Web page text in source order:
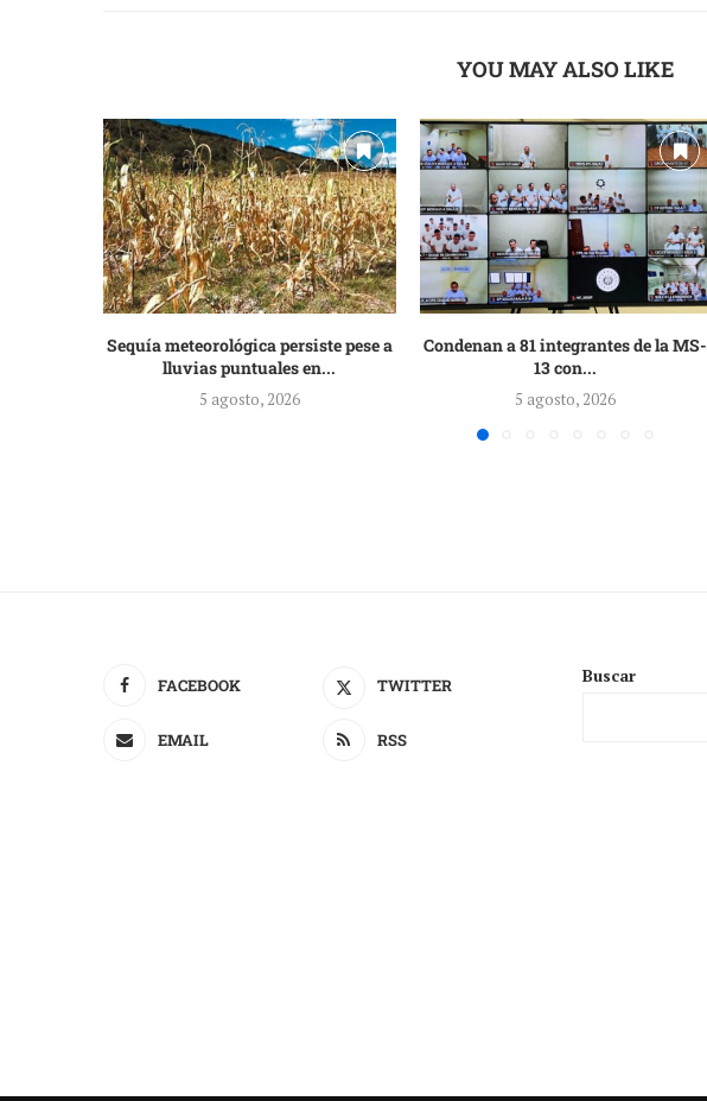
YOU MAY ALSO LIKE
Sequía meteorológica persiste pese a
lluvias puntuales en...
5 agosto, 2026
Condenan a 81 integrantes de la MS-
13 con...
5 agosto, 2026
FACEBOOK TWITTER
EMAIL RSS
Buscar